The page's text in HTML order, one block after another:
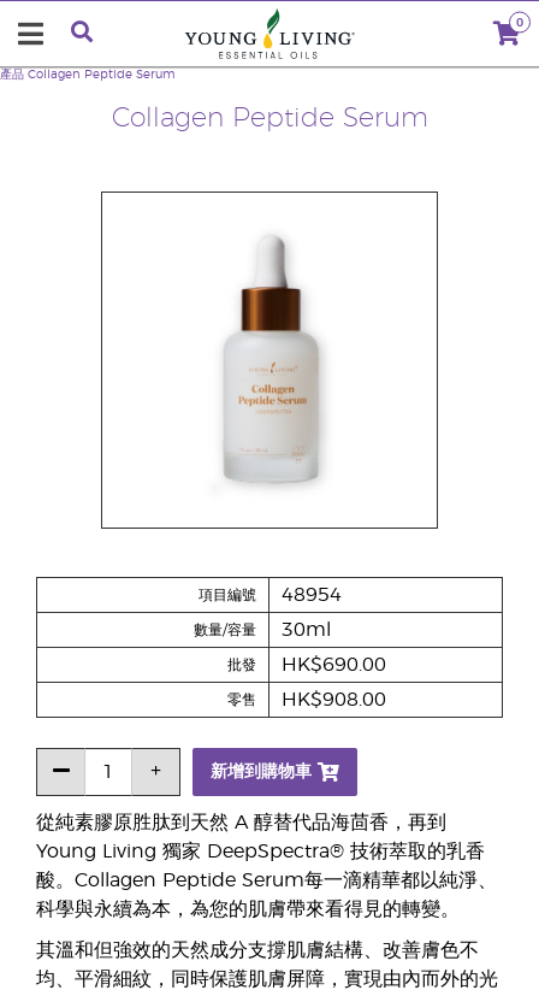
0
Collagen Peptide Serum
產品 Collagen Peptide Serum
從純素膠原胜肽到天然 A 醇替代品海茴香，再到
Young Living 獨家 DeepSpectra® 技術萃取的乳香
酸。Collagen Peptide Serum每一滴精華都以純淨、
科學與永續為本，為您的肌膚帶來看得見的轉變。
其溫和但強效的天然成分支撐肌膚結構、改善膚色不
均、平滑細紋，同時保護肌膚屏障，實現由內而外的光
項目編號 48954
數量/容量 30ml
批發 HK$690.00
零售 HK$908.00
新增到購物車